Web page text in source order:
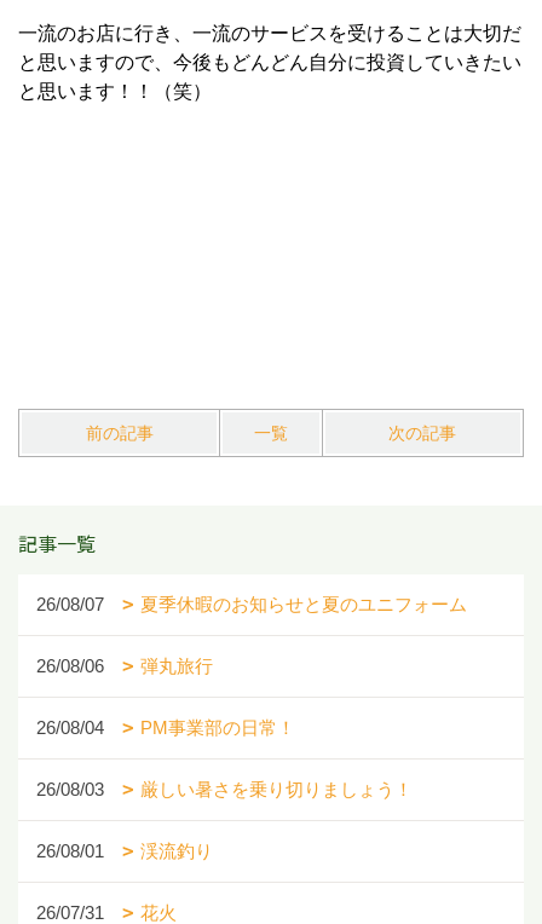
一流のお店に行き、一流のサービスを受けることは大切だ
と思いますので、今後もどんどん自分に投資していきたい
と思います！！（笑）
前の記事 一覧 次の記事
記事一覧
26/08/07 夏季休暇のお知らせと夏のユニフォーム
26/08/06 弾丸旅行
26/08/04 PM事業部の日常！
26/08/03 厳しい暑さを乗り切りましょう！
26/08/01 渓流釣り
26/07/31 花火